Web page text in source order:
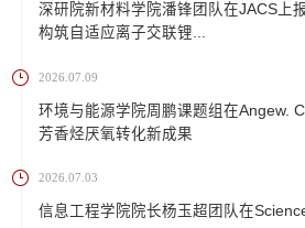
深研院新材料学院潘锋团队在JACS上
构筑自适应离子交联锂...
2026.07.09
环境与能源学院周鹏课题组在Angew.
芳香烃厌氧转化新成果
2026.07.03
信息工程学院院长杨玉超团队在